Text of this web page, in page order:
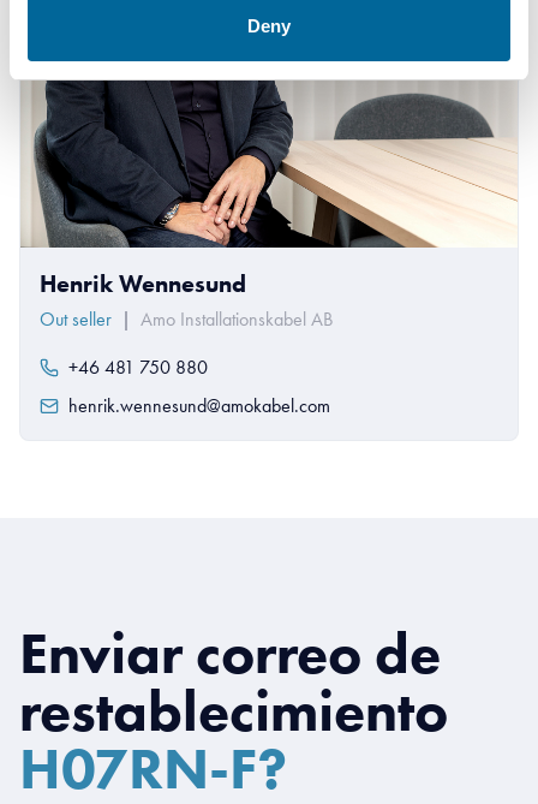
Deny
Henrik Wennesund
Out seller | Amo Installationskabel AB
+46 481 750 880
henrik.wennesund@amokabel.com
Enviar correo de
restablecimiento
H07RN-F?